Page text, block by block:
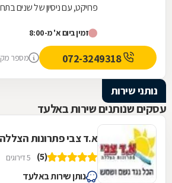
פרויקט, עם ניסיון של שנים
מגוון...זמין ביום א' מ-8:00
072-3249318 מספר
נותני שירות
עסקים שנותנים שירות באלעד
א.ד צבי פתרונות הצללה
(5) 5 דירוגים
נותן שירות באלעד